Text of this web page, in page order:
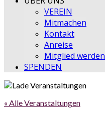
VEREIN
Mitmachen
Kontakt
Anreise
Mitglied werden
SPENDEN
« Alle Veranstaltungen